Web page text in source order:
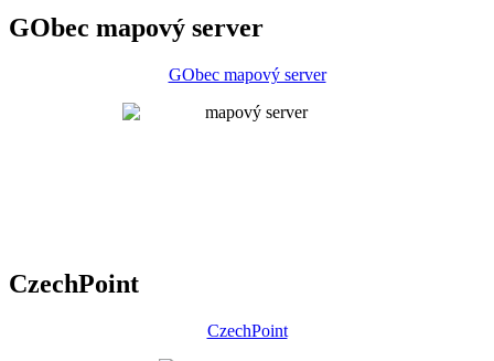
GObec mapový server
GObec mapový server
CzechPoint
CzechPoint